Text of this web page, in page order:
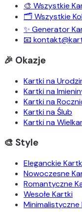
🎨 Wszystkie
🗂️ Wszystkie
✨ Generator
📧
🎉 Okazje
Kartki na
Kartki na
Kartki na
Kartki na Ślub
Kartki na
🎨 Style
Eleganckie
Nowoczesne
Romantyczne
Wesołe Kartki
Minimalistyczne